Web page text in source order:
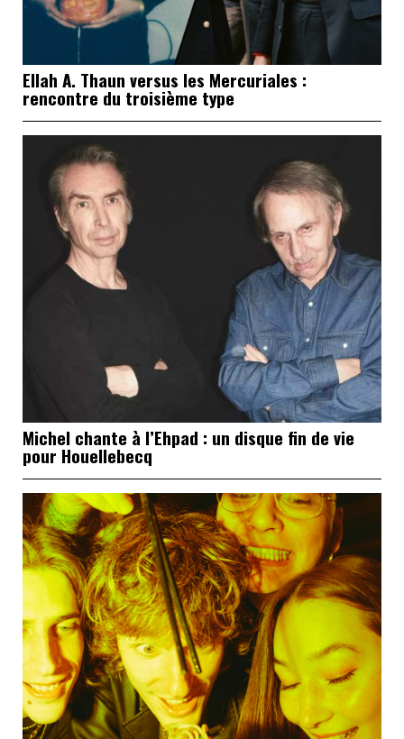
Ellah A. Thaun versus les Mercuriales :
rencontre du troisième type
Michel chante à l’Ehpad : un disque fin de vie
pour Houellebecq